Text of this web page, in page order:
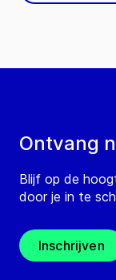
Ontvang
Blijf op de
door je in te
Inschrijven